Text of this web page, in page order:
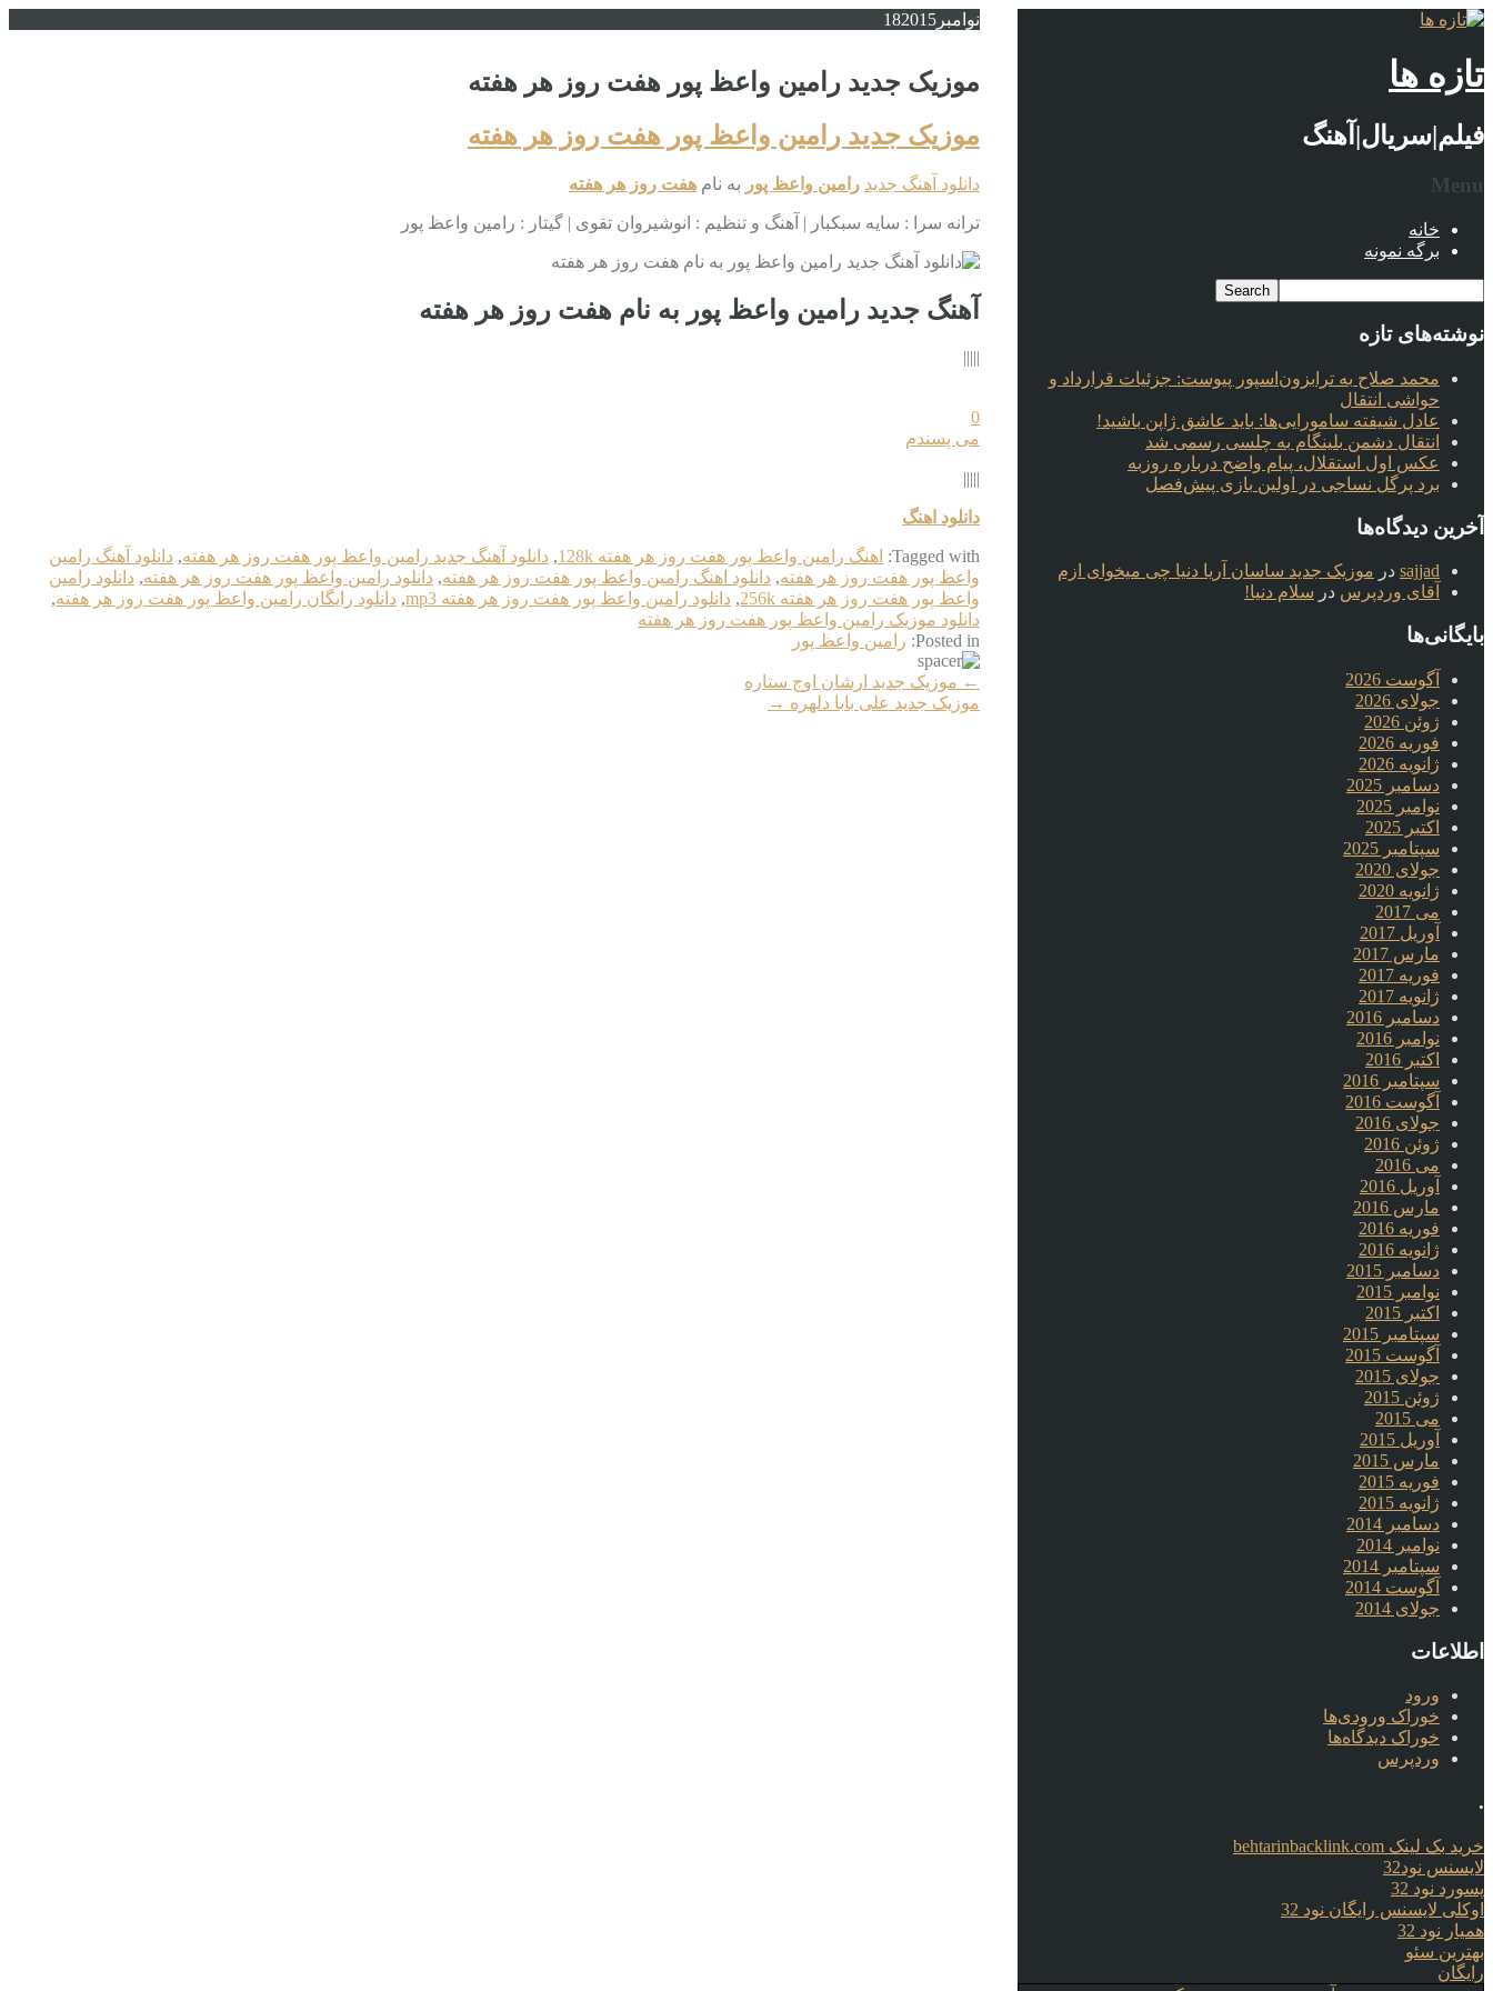
نوامبر 182015
موزیک جدید رامین واعظ پور هفت روز هر هفته
موزیک جدید رامین واعظ پور هفت روز هر هفته
دانلود آهنگ جدید رامین واعظ پور به نامهفت روز هر هفته
ترانه سرا : سایه سبکبار | آهنگ و تنظیم : انوشیروان تقوی | گیتار : رامین واعظ پور
آهنگ جدید رامین واعظ پور به نام هفت روز هر هفته
|||||
0
می پسندم
|||||
دانلود اهنگ
Tagged with: اهنگ رامین واعظ پور هفت روز هر هفته 128k , دانلود آهنگ جدید رامین واعظ پور هفت روز هر هفته, دانلود آهنگ رامین
واعظ پور هفت روز هر هفته, دانلود اهنگ رامین واعظ پور هفت روز هر هفته, دانلود رامین واعظ پور هفت روز هر هفته, دانلود رامین
واعظ پور هفت روز هر هفته 256k
, دانلود رامین واعظ پور هفت روز هر هفته mp3 , دانلود رایگان رامین واعظ پور هفت روز هر هفته,
دانلود موزیک رامین واعظ پور هفت روز هر هفته
Posted in: رامین واعظ پور
Articles
← موزیک جدید ارشان اوج ستاره
موزیک جدید علی بابا دلهره →
تازه ها
فیلم|سریال|آهنگ
Menu
خانه
برگه نمونه
نوشته‌های تازه
محمد صلاح به ترابزون‌اسپور پیوست: جزئیات قرارداد و
حواشی انتقال
عادل شیفته سامورایی‌ها: باید عاشق ژاپن باشید!
انتقال دشمن بلینگام به چلسی رسمی شد
عکس اول استقلال، پیام واضح درباره روزبه
برد پرگل نساجی در اولین بازی پیش‌فصل
آخرین دیدگاه‌ها
sajjad در موزیک جدید ساسان آریا دنیا چی میخوای ازم
آقای وردپرس در سلام دنیا!
بایگانی‌ها
آگوست 2026
جولای 2026
ژوئن 2026
فوریه 2026
ژانویه 2026
دسامبر 2025
نوامبر 2025
اکتبر 2025
سپتامبر 2025
جولای 2020
ژانویه 2020
می 2017
آوریل 2017
مارس 2017
فوریه 2017
ژانویه 2017
دسامبر 2016
نوامبر 2016
اکتبر 2016
سپتامبر 2016
آگوست 2016
جولای 2016
ژوئن 2016
می 2016
آوریل 2016
مارس 2016
فوریه 2016
ژانویه 2016
دسامبر 2015
نوامبر 2015
اکتبر 2015
سپتامبر 2015
آگوست 2015
جولای 2015
ژوئن 2015
می 2015
آوریل 2015
مارس 2015
فوریه 2015
ژانویه 2015
دسامبر 2014
نوامبر 2014
سپتامبر 2014
آگوست 2014
جولای 2014
اطلاعات
ورود
خوراک ورودی‌ها
خوراک دیدگاه‌ها
وردپرس
.
خرید بک لینک behtarinbacklink.com
لایسنس نود32
پسورد نود 32
اوکلی لایسنس رایگان نود 32
همیار نود 32
بهترین سئو
رایگان